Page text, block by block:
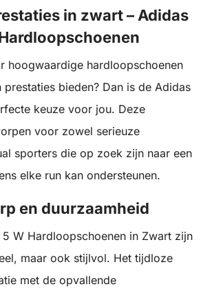
in zwart – Adidas
hoogwaardige hardloopschoenen
bieden? Dan is de Adidas
keuze voor jou. Deze
voor zowel serieuze
sporters die op zoek zijn naar een
elke run kan ondersteunen.
en duurzaamheid
W Hardloopschoenen in Zwart zijn
maar ook stijlvol. Het tijdloze
met de opvallende